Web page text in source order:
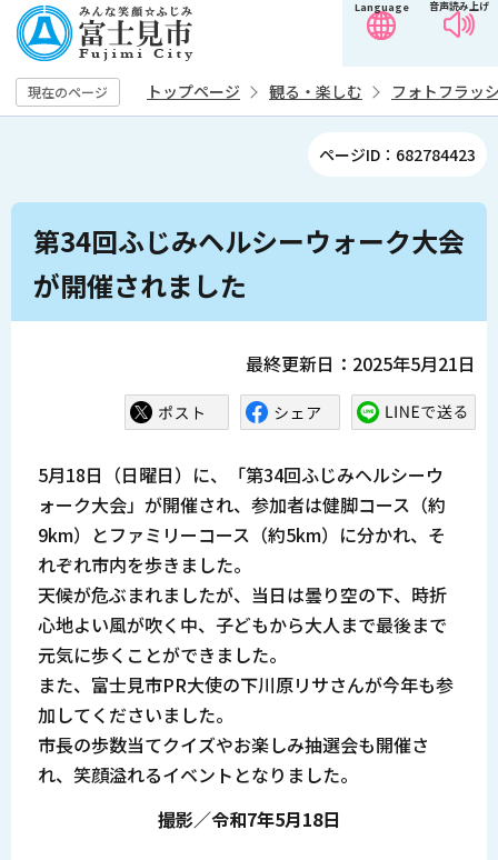
の
ペ
ー
音声読み上げ
Language
現在のページ トップページ 観る・楽しむ フォトフラッ
ページID：682784423
本
か
第34回ふじみヘルシーウォーク大会
が開催されました
最終更新日：2025年5月21日
5月18日（日曜日）に、「第34回ふじみヘルシーウ
ォーク大会」が開催され、参加者は健脚コース（約
9km）とファミリーコース（約5km）に分かれ、そ
れぞれ市内を歩きました。
天候が危ぶまれましたが、当日は曇り空の下、時折
心地よい風が吹く中、子どもから大人まで最後まで
元気に歩くことができました。
また、富士見市PR大使の下川原リサさんが今年も参
加してくださいました。
市長の歩数当てクイズやお楽しみ抽選会も開催さ
れ、笑顔溢れるイベントとなりました。
撮影／令和7年5月18日